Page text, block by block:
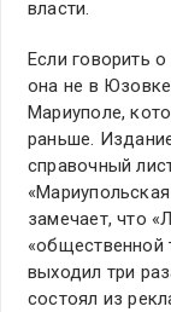
власти.
Если говорить
она не в
Мариуполе,
раньше.
справочный
замечает, что
«общественной
выходил три
состоял из